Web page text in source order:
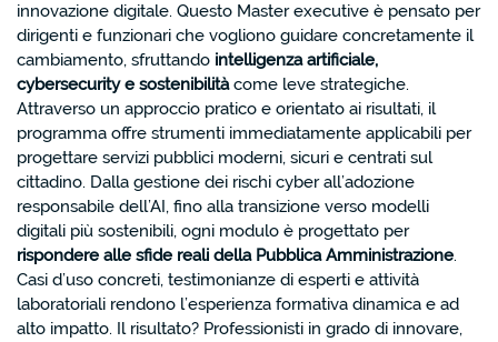
innovazione digitale. Questo Master executive è pensato per
dirigenti e funzionari che vogliono guidare concretamente il
cambiamento, sfruttando intelligenza artificiale,
cybersecurity e sostenibilitàcome leve strategiche.
Attraverso un approccio pratico e orientato ai risultati, il
programma offre strumenti immediatamente applicabili per
progettare servizi pubblici moderni, sicuri e centrati sul
cittadino. Dalla gestione dei rischi cyber all’adozione
responsabile dell’AI, fino alla transizione verso modelli
digitali più sostenibili, ogni modulo è progettato per
rispondere alle sfide reali della Pubblica Amministrazione.
Casi d’uso concreti, testimonianze di esperti e attività
laboratoriali rendono l’esperienza formativa dinamica e ad
alto impatto. Il risultato? Professionisti in grado di innovare,